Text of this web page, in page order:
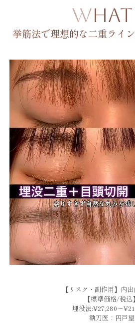
挙筋法で理想的な二重ライ
【リスク・副作用】内
【標準価格/税込】
埋没法:¥27,280～
執刀医：円戸望